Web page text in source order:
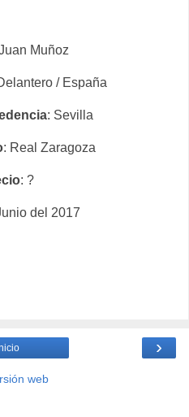
Muñoz
/ España
: Sevilla
: Real Zaragoza
: ?
del 2017
›
web